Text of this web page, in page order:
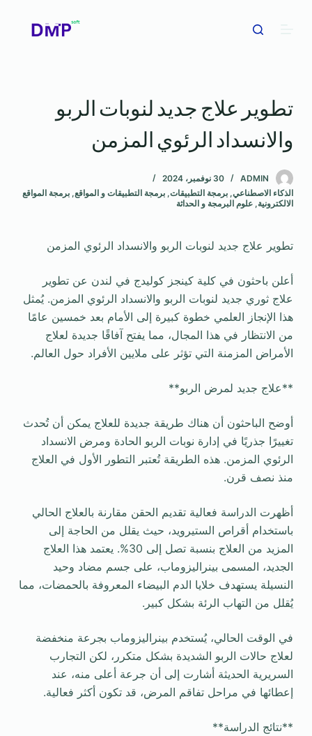
تطوير علاج جديد لنوبات الربو
والانسداد الرئوي المزمن
ADMIN
30 نوفمبر، 2024
الذكاء الاصطناعي, برمجة التطبيقات, برمجة التطبيقات و المواقع, برمجة المواقع
الالكترونية, علوم البرمجة و الحداثة
تطوير علاج جديد لنوبات الربو والانسداد الرئوي المزمن
أعلن باحثون في كلية كينجز كوليدج في لندن عن تطوير
علاج ثوري جديد لنوبات الربو والانسداد الرئوي المزمن. يُمثل
هذا الإنجاز العلمي خطوة كبيرة إلى الأمام بعد خمسين عامًا
من الانتظار في هذا المجال، مما يفتح آفاقًا جديدة لعلاج
الأمراض المزمنة التي تؤثر على ملايين الأفراد حول العالم.
**علاج جديد لمرض الربو**
أوضح الباحثون أن هناك طريقة جديدة للعلاج يمكن أن تُحدث
تغييرًا جذريًا في إدارة نوبات الربو الحادة ومرض الانسداد
الرئوي المزمن. هذه الطريقة تُعتبر التطور الأول في العلاج
منذ نصف قرن.
أظهرت الدراسة فعالية تقديم الحقن مقارنة بالعلاج الحالي
باستخدام أقراص الستيرويد، حيث يقلل من الحاجة إلى
المزيد من العلاج بنسبة تصل إلى 30%. يعتمد هذا العلاج
الجديد، المسمى بينراليزوماب، على جسم مضاد وحيد
النسيلة يستهدف خلايا الدم البيضاء المعروفة بالحمضات، مما
يُقلل من التهاب الرئة بشكل كبير.
في الوقت الحالي، يُستخدم بينراليزوماب بجرعة منخفضة
لعلاج حالات الربو الشديدة بشكل متكرر، لكن التجارب
السريرية الحديثة أشارت إلى أن جرعة أعلى منه، عند
إعطائها في مراحل تفاقم المرض، قد تكون أكثر فعالية.
**نتائج الدراسة**